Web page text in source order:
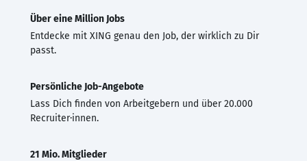
Über eine Million Jobs
Entdecke mit XING genau den Job, der wirklich zu Dir
passt.
Persönliche Job-Angebote
Lass Dich finden von Arbeitgebern und über 20.000
Recruiter·innen.
21 Mio. Mitglieder